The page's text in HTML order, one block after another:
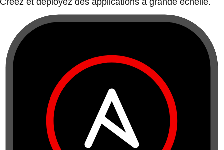
Créez et déployez des applications à grande échelle.